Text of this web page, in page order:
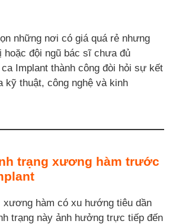
những nơi có giá quá rẻ nhưng
hoặc đội ngũ bác sĩ chưa đủ
Implant thành công đòi hỏi sự kết
kỹ thuật, công nghệ và kinh
trạng xương hàm trước
xương hàm có xu hướng tiêu dần
trạng này ảnh hưởng trực tiếp đến